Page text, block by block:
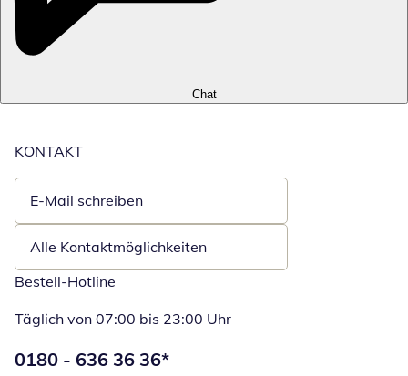
Chat
KONTAKT
E-Mail schreiben
Öffnet E-Mail-Client
Alle Kontaktmöglichkeiten
Bestell-Hotline
Täglich von 07:00 bis 23:00 Uhr
Telefonnummer:
0180 - 636 36 36*